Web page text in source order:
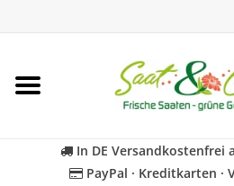
Startseite
In DE Versandkostenfrei
PayPal · Kreditkarten ·